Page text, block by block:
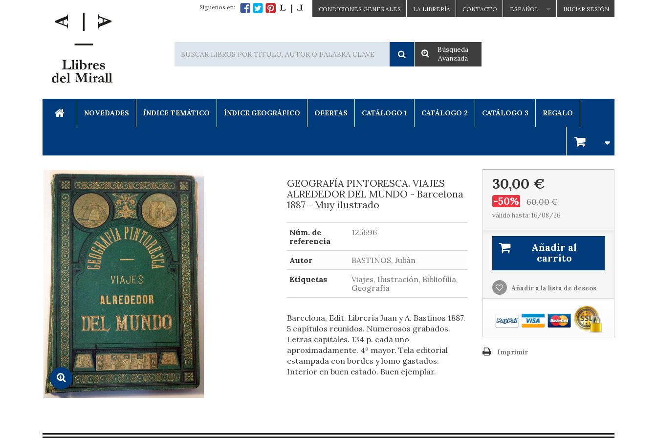
INICIAR SESIÓN
ESPAÑOL
CONTACTO
LA LIBRERÍA
CONDICIONES GENERALES
Síguenos en:
Búsqueda
Avanzada
NOVEDADES ÍNDICE TEMÁTICO ÍNDICE GEOGRÁFICO OFERTAS CATÁLOGO 1 CATÁLOGO 2 CATÁLOGO 3 REGALO
GEOGRAFÍA PINTORESCA. VIAJES
ALREDEDOR DEL MUNDO - Barcelona
1887 - Muy ilustrado
Núm. de
referencia
125696
Autor
BASTINOS, Julián
Etiquetas
Viajes, Ilustración, Bibliofília,
Geografía
Barcelona, Edit. Librería Juan y A. Bastinos 1887.
5 capítulos reunidos. Numerosos grabados.
Letras capitales. 134 p. cada uno
aproximadamente. 4º mayor. Tela editorial
estampada con bordes y lomo gastados.
Interior en buen estado. Buen ejemplar.
30,00 €
-50% 60,00 €
válido hasta: 16/08/26
Añadir al
carrito
Añadir a la lista de deseos
Imprimir